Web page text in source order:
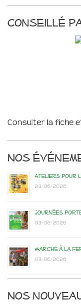
Conseillé
Consulter la fiche
Nos
Ateliers pour
28/06/2026
Journées
03/06/2026
Marché à la
03/06/2026
Nos